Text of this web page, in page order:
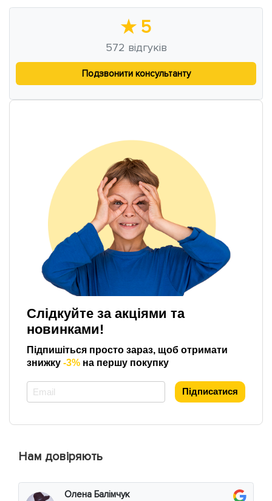
★ 5
572 відгуків
Подзвонити консультанту
Слідкуйте за акціями та
новинками!
Підпишіться просто зараз, щоб отримати
знижку -3% на першу покупку
Підписатися
Нам довіряють
Олена Балімчук